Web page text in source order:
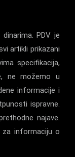
PDV je
artikli prikazani
specifikacija,
ne možemo u
informacije i
ispravne.
najave.
za informaciju o